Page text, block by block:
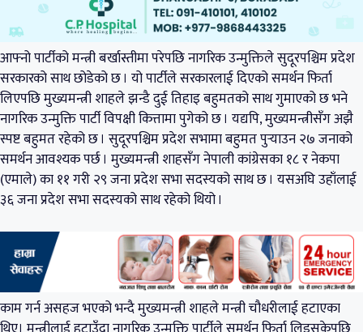
आफ्नो पार्टीको मन्त्री बर्खास्तीमा परेपछि नागरिक उन्मुक्तिले सुदूरपश्चिम प्रदेश
सरकारको साथ छोडेको छ । यो पार्टीले सरकारलाई दिएको समर्थन फिर्ता
लिएपछि मुख्यमन्त्री शाहले झन्डै दुई तिहाइ बहुमतको साथ गुमाएको छ भने
नागरिक उन्मुक्ति पार्टी विपक्षी कित्तामा पुगेको छ । यद्यपि, मुख्यमन्त्रीसँग अझै
स्पष्ट बहुमत रहेको छ । सुदूरपश्चिम प्रदेश सभामा बहुमत पुर्‍याउन २७ जनाको
समर्थन आवश्यक पर्छ । मुख्यमन्त्री शाहसँग नेपाली कांग्रेसका १८ र नेकपा
(एमाले) का ११ गरी २९ जना प्रदेश सभा सदस्यको साथ छ । यसअघि उहाँलाई
३६ जना प्रदेश सभा सदस्यको साथ रहेको थियो ।
काम गर्न असहज भएको भन्दै मुख्यमन्त्री शाहले मन्त्री चौधरीलाई हटाएका